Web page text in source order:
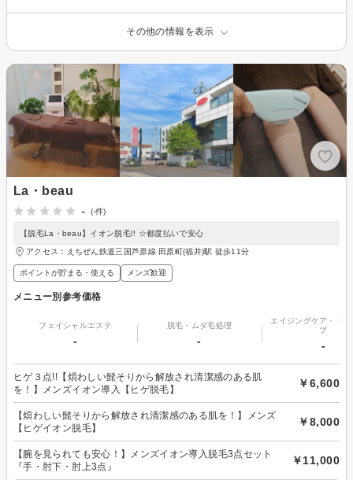
その他の情報を表示
La・beau
-
(-件)
【脱毛La・beau】イオン脱毛!! ☆都度払いで安心
アクセス：えちぜん鉄道三国芦原線 田原町(福井)駅 徒歩11分
ポイントが貯まる・使える メンズ歓迎
メニュー別参考価格
フェイシャルエステ
-
脱毛・ムダ毛処理
-
エイジングケア・リ
プ
-
ヒゲ３点!!【煩わしい髭そりから解放され清潔感のある肌
を！】メンズイオン導入【ヒゲ脱毛】
￥6,600
【煩わしい髭そりから解放され清潔感のある肌を！】メンズ
【ヒゲイオン脱毛】
￥8,000
【腕を見られても安心！】メンズイオン導入脱毛3点セット
『手・肘下・肘上3点』
￥11,000